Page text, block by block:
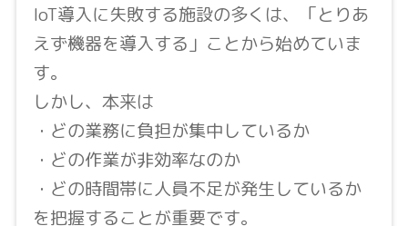
IoT導入に失敗する施設の多くは、「とりあ
えず機器を導入する」ことから始めていま
す。
しかし、本来は
・どの業務に負担が集中しているか
・どの作業が非効率なのか
・どの時間帯に人員不足が発生しているか
を把握することが重要です。